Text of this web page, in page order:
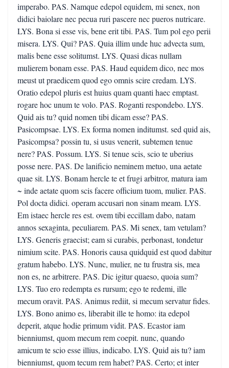
imperabo. PAS. Namque edepol equidem, mi senex, non
didici baiolare nec pecua ruri pascere nec pueros nutricare.
LYS. Bona si esse vis, bene erit tibi. PAS. Tum pol ego perii
misera. LYS. Qui? PAS. Quia illim unde huc advecta sum,
malis bene esse solitumst. LYS. Quasi dicas nullam
mulierem bonam esse. PAS. Haud equidem dico, nec mos
meust ut praedicem quod ego omnis scire credam. LYS.
Oratio edepol pluris est huius quam quanti haec emptast.
rogare hoc unum te volo. PAS. Roganti respondebo. LYS.
Quid ais tu? quid nomen tibi dicam esse? PAS.
Pasicompsae. LYS. Ex forma nomen inditumst. sed quid ais,
Pasicompsa? possin tu, si usus venerit, subtemen tenue
nere? PAS. Possum. LYS. Si tenue scis, scio te uberius
posse nere. PAS. De lanificio neminem metuo, una aetate
quae sit. LYS. Bonam hercle te et frugi arbitror, matura iam
~ inde aetate quom scis facere officium tuom, mulier. PAS.
Pol docta didici. operam accusari non sinam meam. LYS.
Em istaec hercle res est. ovem tibi eccillam dabo, natam
annos sexaginta, peculiarem. PAS. Mi senex, tam vetulam?
LYS. Generis graecist; eam si curabis, perbonast, tondetur
nimium scite. PAS. Honoris causa quidquid est quod dabitur
gratum habebo. LYS. Nunc, mulier, ne tu frustra sis, mea
non es, ne arbitrere. PAS. Dic igitur quaeso, quoia sum?
LYS. Tuo ero redempta es rursum; ego te redemi, ille
mecum oravit. PAS. Animus rediit, si mecum servatur fides.
LYS. Bono animo es, liberabit ille te homo: ita edepol
deperit, atque hodie primum vidit. PAS. Ecastor iam
bienniumst, quom mecum rem coepit. nunc, quando
amicum te scio esse illius, indicabo. LYS. Quid ais tu? iam
bienniumst, quom tecum rem habet? PAS. Certo; et inter